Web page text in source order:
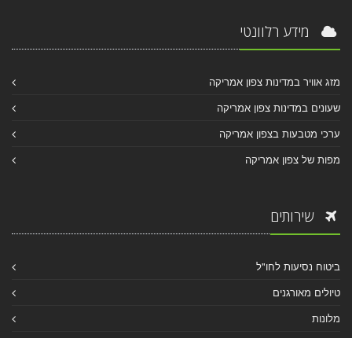
מידע רלוונטי
מזג אוויר במדינות צפון אמריקה
שעונים במדינות צפון אמריקה
ערכי מטבעות בצפון אמריקה
מפות של צפון אמריקה
שירותים
ביטוח נסיעות לחו"ל
טיולים מאורגנים
מלונות